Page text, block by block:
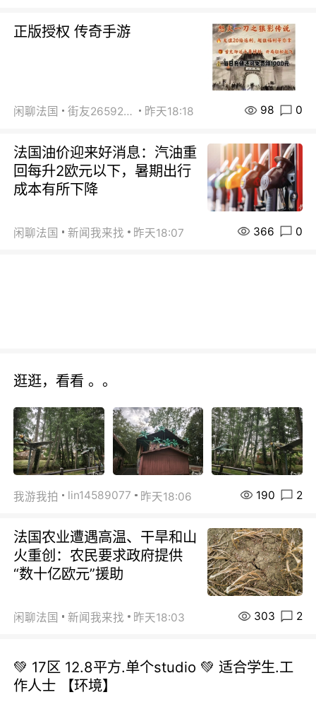
正版授权 传奇手游
闲聊法国 街友26592800 昨天18:18 98 0
法国油价迎来好消息：汽油重
回每升2欧元以下，暑期出行
成本有所下降
闲聊法国 新闻我来找 昨天18:07 366 0
逛逛，看看 。。
我游我拍 lin14589077 昨天18:06 190 2
法国农业遭遇高温、干旱和山
火重创：农民要求政府提供
“数十亿欧元”援助
闲聊法国 新闻我来找 昨天18:03 303 2
💚 17区 12.8平方.单个studio 💚 适合学生.工
作人士 【环境】